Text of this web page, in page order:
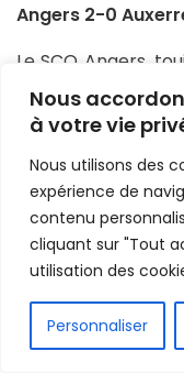
Nous
à votre vie
Nous utilisons des
expérience de
contenu
cliquant sur "Tout
utilisation des
Personnaliser
Angers 2-0
Le SCO Angers,
(2-0) face à l’AJ
le banc.
FC Nantes U19 4-
Grâce à un
Les U19 du FC
U19. Présent dans
cédé sa place à
côté, a disputé
FR